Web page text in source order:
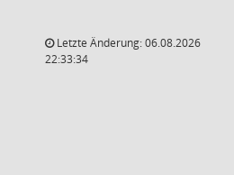
Letzte Änderung: 06.08.2026
22:33:34